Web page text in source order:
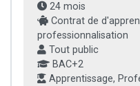
24 mois
Contrat de
professionnalisation
Tout public
BAC+2
Apprentissage,